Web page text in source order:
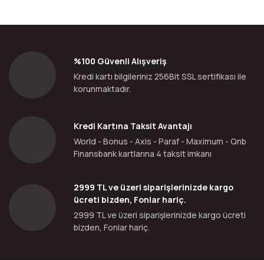
%100 Güvenli Alışveriş
Kredi kartı bilgileriniz 256Bit SSL sertifikası ile
korunmaktadır.
Kredi Kartına Taksit Avantajı
World - Bonus - Axis - Paraf - Maximum - Qnb
Finansbank kartlarına 4 taksit imkanı
2999 TL ve üzeri siparişlerinizde kargo
ücreti bizden, Fonlar hariç.
2999 TL ve üzeri siparişlerinizde kargo ücreti
bizden, Fonlar hariç.